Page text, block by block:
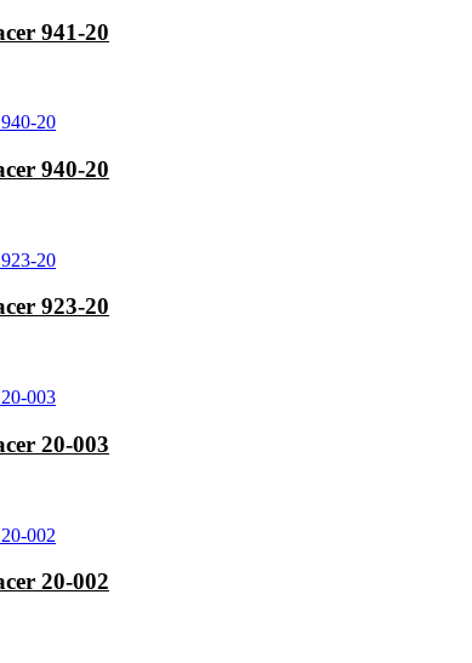
941-20
940-20
923-20
20-003
20-002